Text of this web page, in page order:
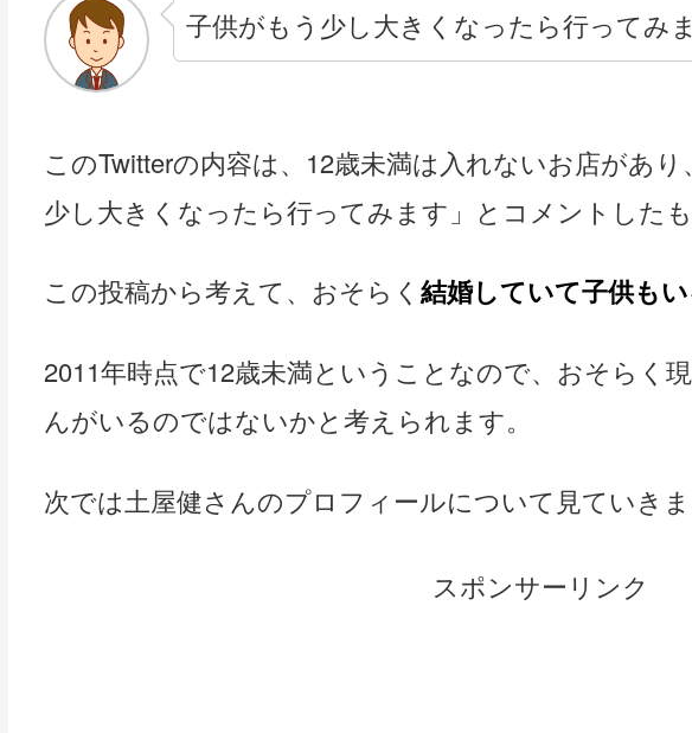
子供がもう少し大きくなったら行ってみ
このTwitterの内容は、12歳未満は入れないお店があ
少し大きくなったら行ってみます」とコメントしたも
この投稿から考えて、おそらく 結婚していて子供も
2011年時点で12歳未満ということなので、おそらく
んがいるのではないかと考えられます。
次では土屋健さんのプロフィールについて見ていきま
スポンサーリンク